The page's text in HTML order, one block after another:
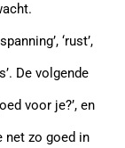
‘rust’,
De volgende
voor je?’, en
net zo goed in